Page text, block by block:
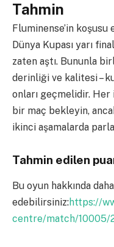
Tahmin
Fluminense’in
Dünya Kupası yarı
zaten aştı. Bununla
derinliği ve kalitesi –
onları geçmelidir.
bir maç bekleyin,
ikinci aşamalarda
Tahmin edilen
Bu oyun hakkında
edebilirsiniz:https://
centre/match/10005/